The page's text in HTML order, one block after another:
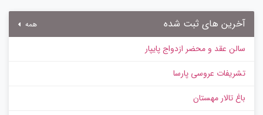
آخرین های ثبت شده همه
سالن عقد و محضر ازدواج پایپار
تشریفات عروسی پارسا
باغ تالار مهستان